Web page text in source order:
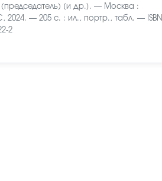
[и др.]. — Москва :
2024. — 205 с. : ил., портр., табл. — ISBN
2